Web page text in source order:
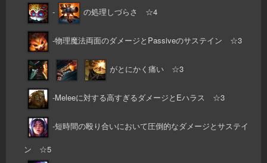
- の処理しづらさ ☆4
-物理魔法両面のダメージとPassiveのサステイン ☆3
がとにかく痛い ☆3
-Meleeに対する高すぎるダメージとEハラス ☆3
-短時間の殴り合いにおいて圧倒的なダメージとサステイ
ン ☆5